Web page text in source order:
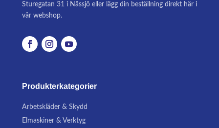
Sturegatan 31 i Nässjö eller lägg din beställning direkt här i
vår webshop.
Produkterkategorier
Arbetskläder & Skydd
Elmaskiner & Verktyg